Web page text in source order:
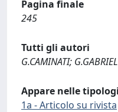
Pagina finale
245
Tutti gli autori
G.CAMINATI;
Appare nelle
1a - Articolo su rivista